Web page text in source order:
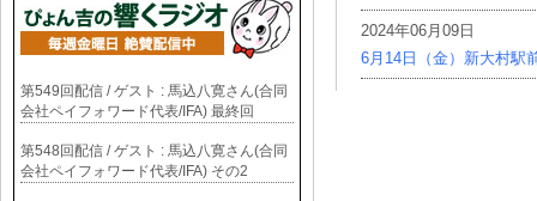
2024年06月09日
6月14日（金）新大村駅
第549回配信 / ゲスト : 馬込八寛さん(合同
会社ペイフォワード代表/IFA) 最終回
第548回配信 / ゲスト : 馬込八寛さん(合同
会社ペイフォワード代表/IFA) その2